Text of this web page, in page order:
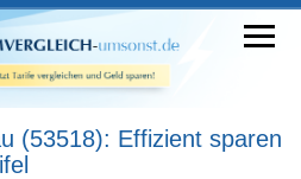
(53518): Effizient sparen